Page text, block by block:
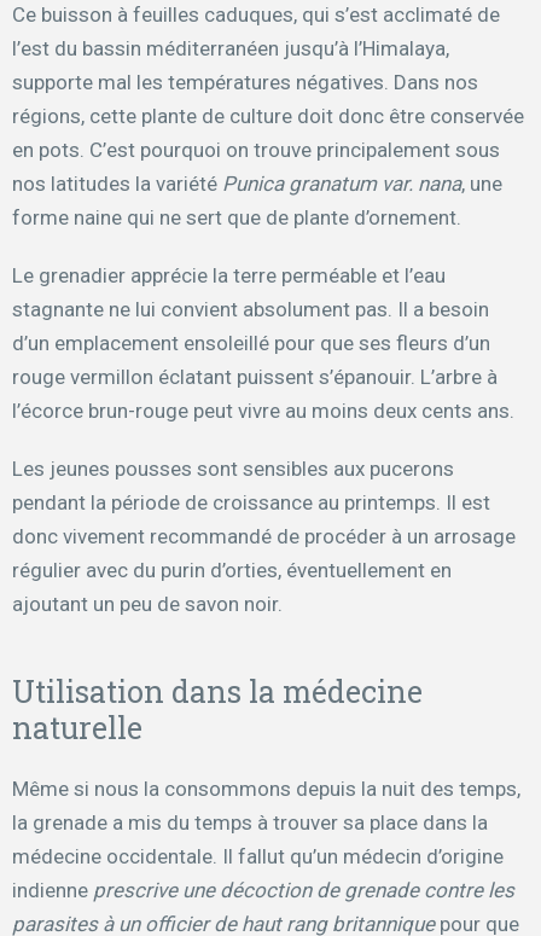
Ce buisson à feuilles caduques, qui s’est acclimaté de
l’est du bassin méditerranéen jusqu’à l’Himalaya,
supporte mal les températures négatives. Dans nos
régions, cette plante de culture doit donc être conservée
en pots. C’est pourquoi on trouve principalement sous
nos latitudes la variété Punica granatum var. nana, une
forme naine qui ne sert que de plante d’ornement.
Le grenadier apprécie la terre perméable et l’eau
stagnante ne lui convient absolument pas. Il a besoin
d’un emplacement ensoleillé pour que ses fleurs d’un
rouge vermillon éclatant puissent s’épanouir. L’arbre à
l’écorce brun-rouge peut vivre au moins deux cents ans.
Les jeunes pousses sont sensibles aux pucerons
pendant la période de croissance au printemps. Il est
donc vivement recommandé de procéder à un arrosage
régulier avec du purin d’orties, éventuellement en
ajoutant un peu de savon noir.
Utilisation dans la médecine
naturelle
Même si nous la consommons depuis la nuit des temps,
la grenade a mis du temps à trouver sa place dans la
médecine occidentale. Il fallut qu’un médecin d’origine
indienne prescrive une décoction de grenade contre les
parasites à un officier de haut rang britanniquepour que